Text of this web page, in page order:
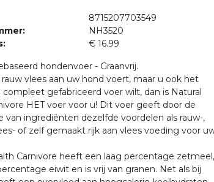
8715207703549
NH3520
€ 16.99
hondenvoer - Graanvrij.
rauw vlees aan uw hond voert, maar u ook het
gefabriceerd voer wilt, dan is Natural
HET voer voor u! Dit voer geeft door de
van ingrediënten dezelfde voordelen als rauw-,
of zelf gemaakt rijk aan vlees voeding voor
Carnivore heeft een laag percentage zetmeel,
eiwit en is vrij van granen. Net als bij